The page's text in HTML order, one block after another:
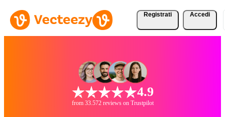
Registrati Accedi
4.9
from 33.572 reviews on Trustpilot